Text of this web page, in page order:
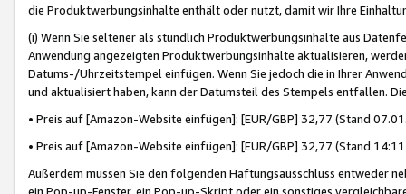
die Produktwerbungsinhalte enthält oder nutzt, damit wir Ihre
(i) Wenn Sie seltener als stündlich Produktwerbungsinhalte aus
Anwendung angezeigten Produktwerbungsinhalte aktualisieren,
Datums-/Uhrzeitstempel einfügen. Wenn Sie jedoch die in Ihrer
und aktualisiert haben, kann der Datumsteil des Stempels entfallen.
• Preis auf [Amazon-Website einfügen]: [EUR/GBP] 32,77 (Stand
• Preis auf [Amazon-Website einfügen]: [EUR/GBP] 32,77 (Stand
Außerdem müssen Sie den folgenden Haftungsausschluss entweder
ein Pop-up-Fenster, ein Pop-up-Skript oder ein sonstiges